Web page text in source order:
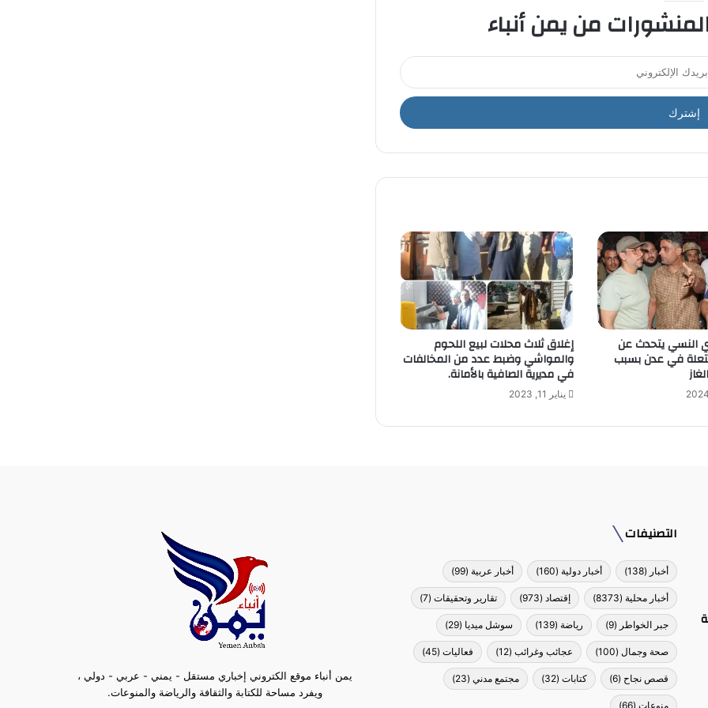
من يمن أنباء
النسي يتحدث عن
في عدن بسبب
إغلاق ثلاث محلات لبيع اللحوم
والمواشي وضبط عدد من المخالفات
في مديرية الصافية بالأمانة.
يناير 11, 2023
التصنيفات
أخبار (138) أخبار دولية(160) أخبار عربية(99)
أخبار محلية(8373) إقتصاد(973) تقارير وتحقيقات(7)
جبر الخواطر (9) رياضة(139) سوشل ميديا (29)
صحة وجمال(100) عجائب وغرائب(12) فعاليات(45)
قصص نجاح (6) كتابات(32) مجتمع مدني(23)
منوعات(66)
يمن أنباء موقع الكتروني إخباري مستقل - يمني - عربي - دولي ،
ويفرد مساحة للكتابة والثقافة والرياضة والمنوعات.